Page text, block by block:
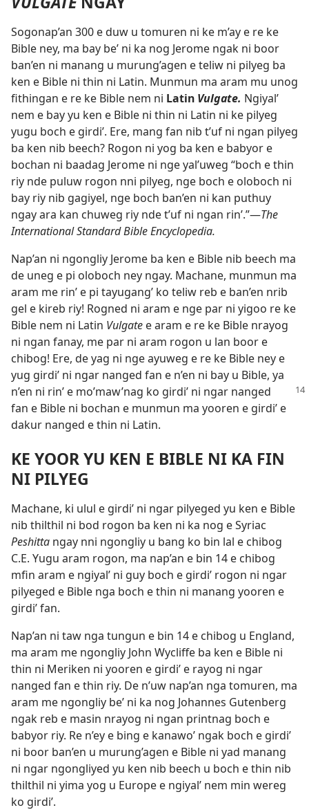
Sogonap’an 300 e duw u tomuren ni ke m’ay e re ke
Bible ney, ma bay be’ ni ka nog Jerome ngak ni boor
ban’en ni manang u murung’agen e teliw ni pilyeg ba
ken e Bible ni thin ni Latin. Munmun ma aram mu unog
fithingan e re ke Bible nem ni Latin Vulgate. Ngiyal’
nem e bay yu ken e Bible ni thin ni Latin ni ke pilyeg
yugu boch e girdi’. Ere, mang fan nib t’uf ni ngan pilyeg
ba ken nib beech? Rogon ni yog ba ken e babyor e
bochan ni baadag Jerome ni nge yal’uweg “boch e thin
riy nde puluw rogon nni pilyeg, nge boch e oloboch ni
bay riy nib gagiyel, nge boch ban’en ni kan puthuy
ngay ara kan chuweg riy nde t’uf ni ngan rin’.”​—The
International Standard Bible Encyclopedia.
Nap’an ni ngongliy Jerome ba ken e Bible nib beech ma
de uneg e pi oloboch ney ngay. Machane, munmun ma
aram me rin’ e pi tayugang’ ko teliw reb e ban’en nrib
gel e kireb riy! Rogned ni aram e nge par ni yigoo re ke
Bible nem ni Latin Vulgate e aram e re ke Bible nrayog
ni ngan fanay, me par ni aram rogon u lan boor e
chibog! Ere, de yag ni nge ayuweg e re ke Bible ney e
yug girdi’ ni ngar nanged fan e n’en ni bay u Bible, ya
n’en ni rin’ e mo’maw’nag ko girdi’ ni ngar nanged
fan e Bible ni bochan e munmun ma yooren e girdi’ e
dakur nanged e thin ni Latin.
KE YOOR YU KEN E BIBLE NI KA FIN
NI PILYEG
Machane, ki ulul e girdi’ ni ngar pilyeged yu ken e Bible
nib thilthil ni bod rogon ba ken ni ka nog eSyriac
Peshitta ngay nni ngongliy u bang ko bin lal e chibog
C.E. Yugu aram rogon, ma nap’an e bin 14 e chibog
mfin aram e ngiyal’ ni guy boch e girdi’ rogon ni ngar
pilyeged e Bible nga boch e thin ni manang yooren e
girdi’ fan.
Nap’an ni taw nga tungun e bin 14 e chibog u England,
ma aram me ngongliy John Wycliffe ba ken e Bible ni
thin ni Meriken ni yooren e girdi’ e rayog ni ngar
nanged fan e thin riy. De n’uw nap’an nga tomuren, ma
aram me ngongliy be’ ni ka nog Johannes Gutenberg
ngak reb e masin nrayog ni ngan printnag boch e
babyor riy. Re n’ey e bing e kanawo’ ngak boch e girdi’
ni boor ban’en u murung’agen e Bible ni yad manang
ni ngar ngongliyed yu ken nib beech u boch e thin nib
thilthil ni yima yog u Europe e ngiyal’ nem min wereg
ko girdi’.